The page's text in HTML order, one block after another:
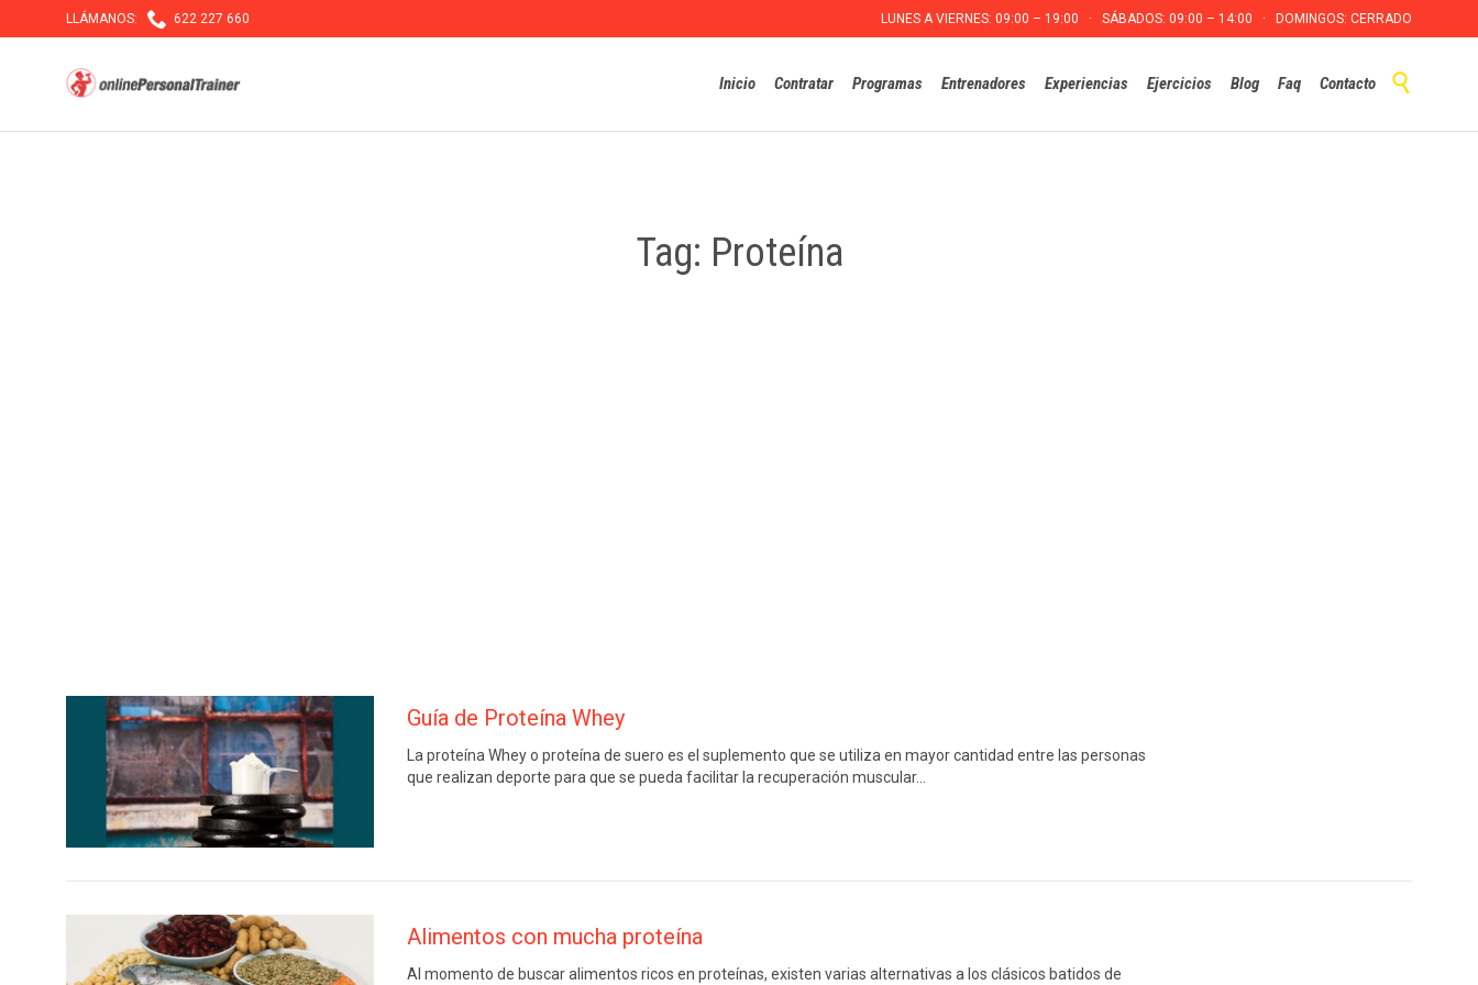
LLÁMANOS:  622 227 660 LUNES A VIERNES: 09:00 – 19:00 · SÁBADOS: 09:00 – 14:00 · DOMINGOS: CERRADO
to
Inicio Contratar Programas Entrenadores Experiencias Ejercicios Blog Faq Contacto 
Tag: Proteína
Guía de Proteína Whey
La proteína Whey o proteína de suero es el suplemento que se utiliza en mayor cantidad entre las personas
que realizan deporte para que se pueda facilitar la recuperación muscular…
Alimentos con mucha proteína
Al momento de buscar alimentos ricos en proteínas, existen varias alternativas a los clásicos batidos de